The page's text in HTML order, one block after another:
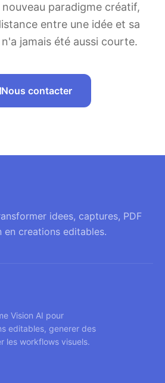
paradigme créatif,
entre une idée et sa
jamais été aussi courte.
Nous contacter
idees, captures, PDF
creations editables.
Vision AI pour
editables, generer des
les workflows visuels.